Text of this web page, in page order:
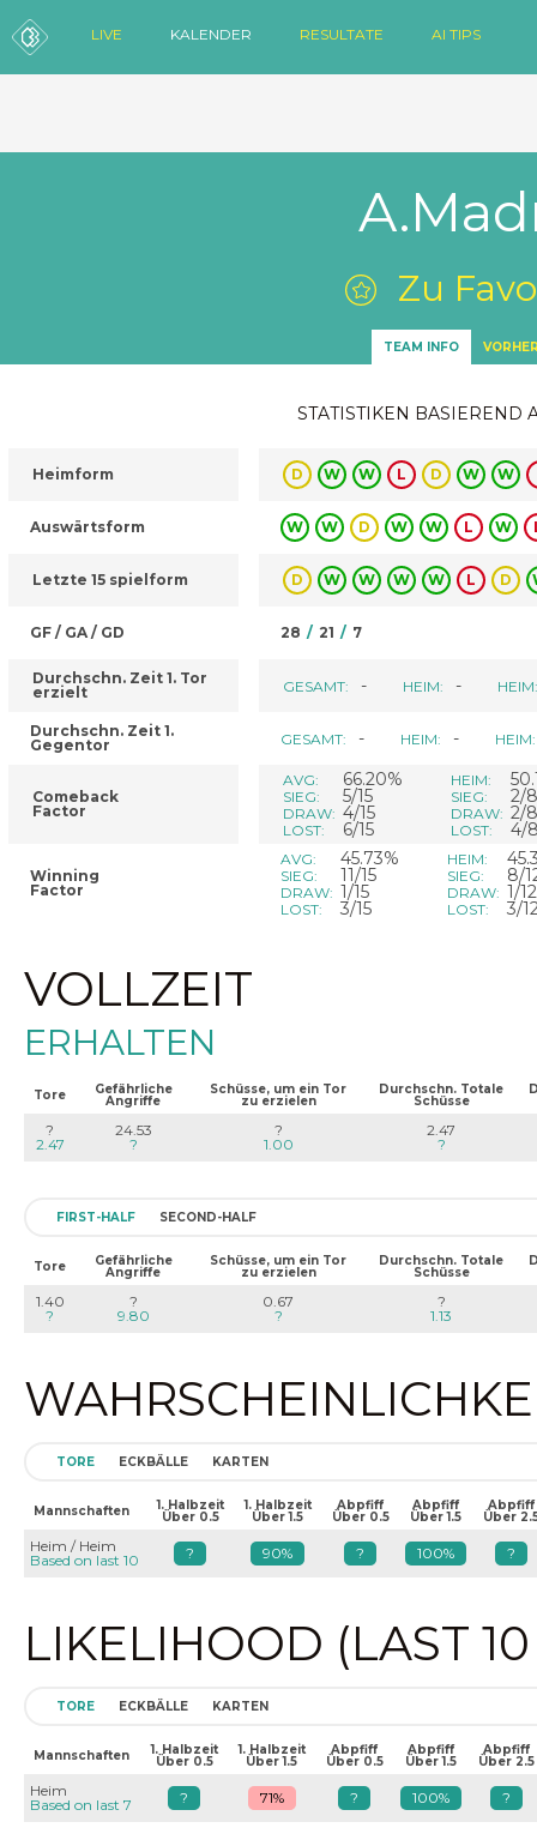
LIVE KALENDER RESULTATE AI TIPS
Zu
TEAM INFO
STATISTIKEN BASIEREND
Heimform
Auswärtsform
Letzte 15 spielform
GF / GA / GD
Durchschn. Zeit 1. Tor
erzielt
Durchschn. Zeit 1.
Gegentor
Comeback
Factor
Winning
Factor
D W W L D W W
W W D W W L W
D W W W W L D
28 / 21 / 7
GESAMT: - HEIM: - HEIM:
GESAMT: - HEIM: - HEIM:
AVG: 66.20%
SIEG: 5/15
DRAW: 4/15
LOST: 6/15
HEIM:
SIEG: 2/8
DRAW: 2/8
LOST: 4/
AVG: 45.73%
SIEG: 11/15
DRAW: 1/15
LOST: 3/15
HEIM:
SIEG: 8/
DRAW: 1/12
LOST: 3/
VOLLZEIT
ERHALTEN
Tore Gefährliche
Angriffe
Schüsse, um ein Tor
zu erzielen
Durchschn. Totale
Schüsse
?
2.47
24.53
?
?
1.00
2.47
?
FIRST-HALF SECOND-HALF
Tore Gefährliche
Angriffe
Schüsse, um ein Tor
zu erzielen
Durchschn. Totale
Schüsse
1.40
?
?
9.80
0.67
?
?
1.13
TORE ECKBÄLLE KARTEN
Mannschaften 1. Halbzeit
Über 0.5
1. Halbzeit
Über 1.5
Abpfiff
Über 0.5
Abpfiff
Über 1.5
Abpfiff
Über
Heim / Heim
Based on last 10
? 90% ? 100% ?
LIKELIHOOD (LAST
TORE ECKBÄLLE KARTEN
Mannschaften 1. Halbzeit
Über 0.5
1. Halbzeit
Über 1.5
Abpfiff
Über 0.5
Abpfiff
Über 1.5
Abpfiff
Über 2.5
Heim
Based on last 7
? 71% ? 100% ?